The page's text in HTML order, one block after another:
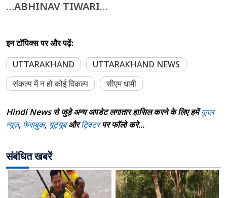
…ABHINAV TIWARI…
इन टॉपिक्स पर और पढ़ें:
UTTARAKHAND
UTTARAKHAND NEWS
संकल्प में न हो कोई विकल्प
सीएम धामी
Hindi News से जुड़े अन्य अपडेट लगातार हासिल करने के लिए हमेंगूगल
न्यूज़, फेसबुक, यूट्यूबऔरट्विटरपर फॉलो करे...
संबंधित खबरें